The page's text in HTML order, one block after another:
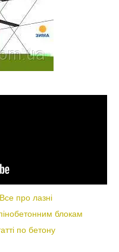
про лазні
блокам
по бетону